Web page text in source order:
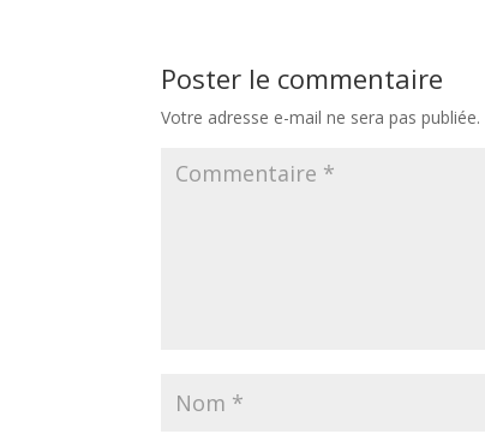
Poster le commentaire
Votre adresse e-mail ne sera pas publiée.